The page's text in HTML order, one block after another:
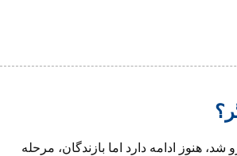
روبرو شد، هنوز ادامه دارد اما بازندگان، مرحله